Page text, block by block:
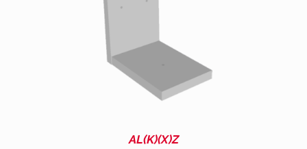
AL(K)(X)Z